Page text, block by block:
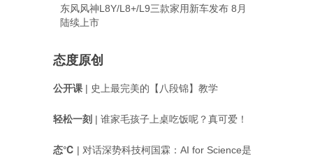
东风风神L8Y/L8+/L9三款家用新车发布 8月
陆续上市
态度原创
公开课 | 史上最完美的【八段锦】教学
轻松一刻 | 谁家毛孩子上桌吃饭呢？真可爱！
态℃ | 对话深势科技柯国霖：AI for Science是